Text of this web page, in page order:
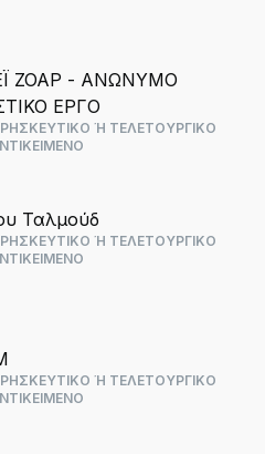
ΖΟΑΡ - ΑΝΩΝΥΜΟ
ΕΡΓΟ
Ή ΤΕΛΕΤΟΥΡΓΙΚΟ
Ταλμούδ
Ή ΤΕΛΕΤΟΥΡΓΙΚΟ
Ή ΤΕΛΕΤΟΥΡΓΙΚΟ